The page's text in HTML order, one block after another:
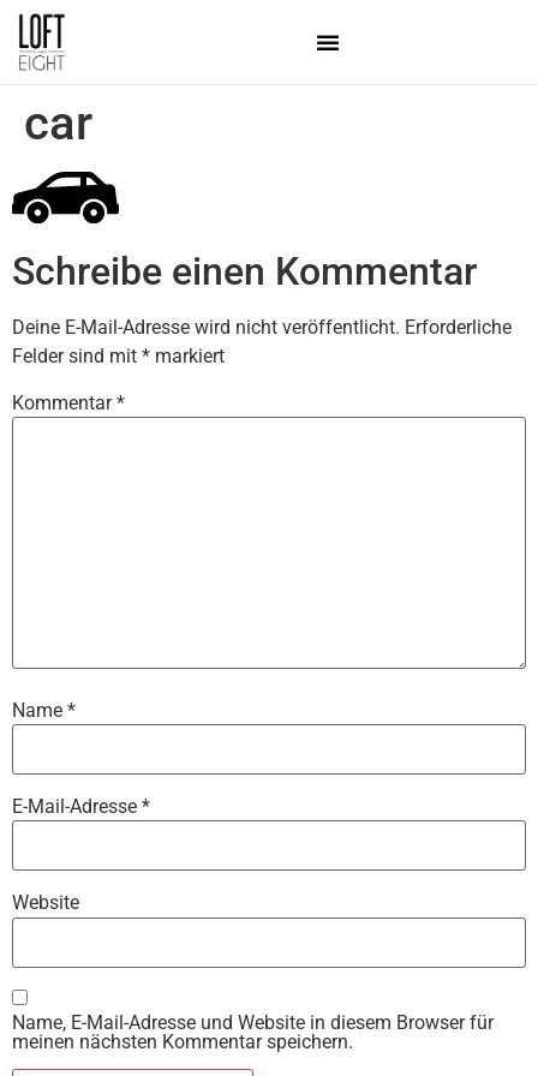
car
Schreibe einen Kommentar
Deine E-Mail-Adresse wird nicht veröffentlicht. Erforderliche
Felder sind mit * markiert
Kommentar*
Name *
E-Mail-Adresse *
Website
Name, E-Mail-Adresse und Website in diesem Browser für
meinen nächsten Kommentar speichern.